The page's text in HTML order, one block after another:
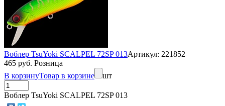
Воблер TsuYoki SCALPEL 72SP 013Артикул: 221852
465 руб. Розница
В корзинуТовар в корзине шт
Воблер TsuYoki SCALPEL 72SP 013